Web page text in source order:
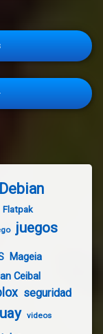
Debian
Flatpak
juegos
Mageia
Ceibal
seguridad
videos